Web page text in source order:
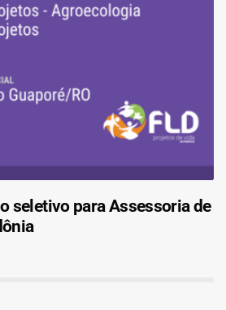
seletivo para Assessoria de